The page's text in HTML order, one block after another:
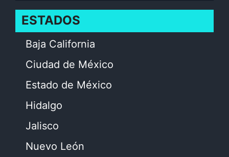
ESTADOS
Baja California
Ciudad de México
Estado de México
Hidalgo
Jalisco
Nuevo León